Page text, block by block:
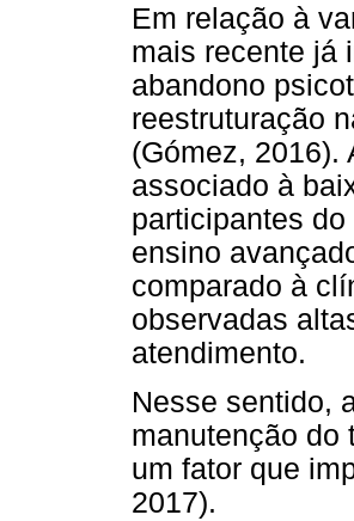
Em relação à
mais recente já
abandono
reestruturação
(Gómez, 2016).
associado à
participantes
ensino
comparado à
observadas
atendimento.
Nesse sentido,
manutenção do
um fator que
2017).